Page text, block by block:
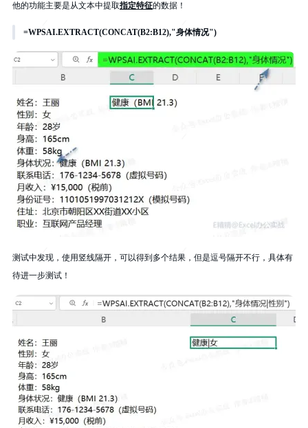
他的功能主要是从文本中提取指定特征的数据！
=WPSAI.EXTRACT(CONCAT(B2:B12),"身体情况")
测试中发现，使用竖线隔开，可以得到多个结果，但是逗号隔开不行，具体有
待进一步测试！